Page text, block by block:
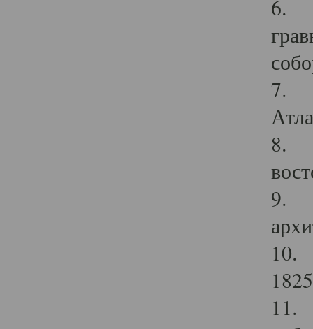
6.
7.
8.
9.
10.
11.